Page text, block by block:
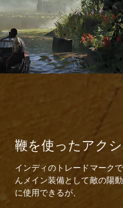
鞭を使ったアク
インディのトレードマーク
んメイン装備として敵の陽
に使用できるが、